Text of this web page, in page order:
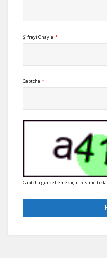
Şifreyi Onayla *
Captcha *
Captcha güncellemek için resime tıkla